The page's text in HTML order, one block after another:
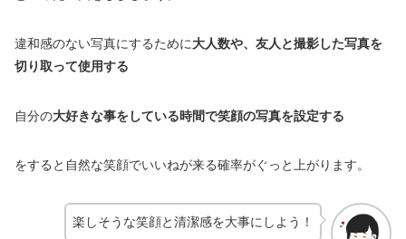
違和感のない写真にするために大人数や、友人と撮影した写真を
切り取って使用する
自分の大好きな事をしている時間で笑顔の写真を設定する
をすると自然な笑顔でいいねが来る確率がぐっと上がります。
楽しそうな笑顔と清潔感を大事にしよう！